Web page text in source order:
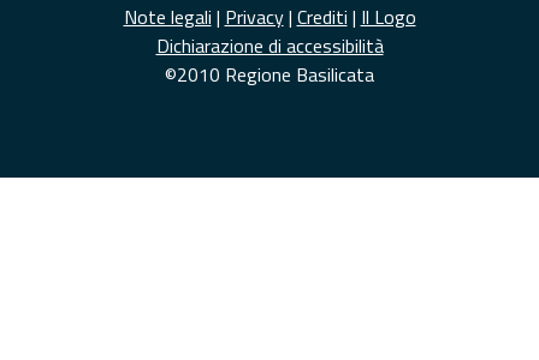
Note legali | Privacy| Crediti | Il Logo
Dichiarazione di accessibilità
©2010 Regione Basilicata